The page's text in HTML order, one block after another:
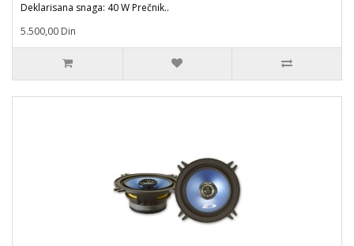
Deklarisana snaga: 40 W Prečnik..
5.500,00 Din